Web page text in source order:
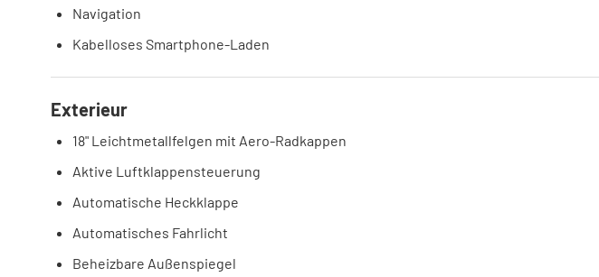
Navigation
Kabelloses Smartphone-Laden
Exterieur
18" Leichtmetallfelgen mit Aero-Radkappen
Aktive Luftklappensteuerung
Automatische Heckklappe
Automatisches Fahrlicht
Beheizbare Außenspiegel